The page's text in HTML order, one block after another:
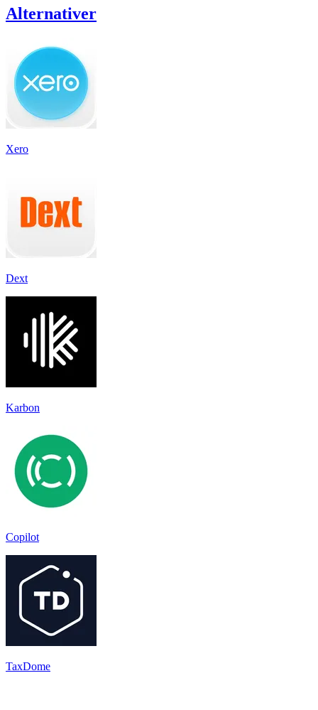
Alternativer
Xero
Dext
Karbon
Copilot
TaxDome